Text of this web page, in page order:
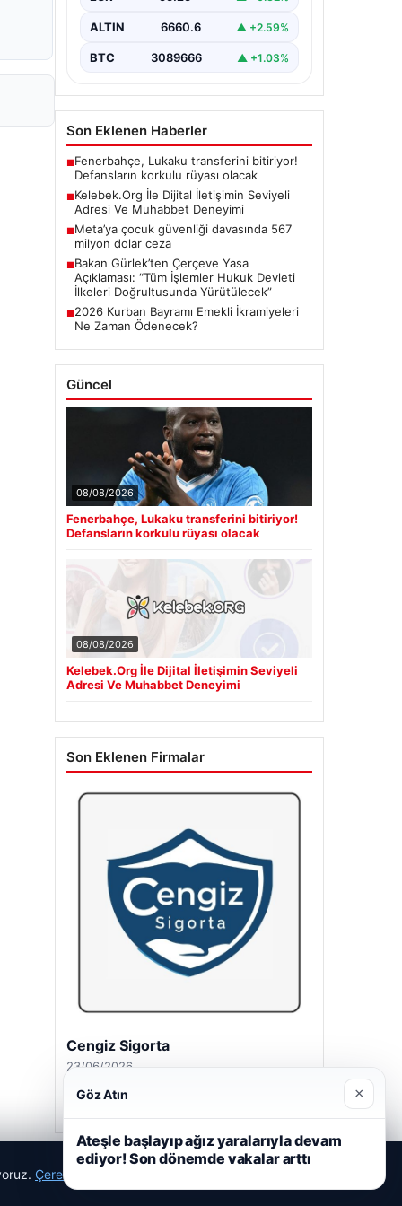
ALTIN 6660.6 ▲ +2.59%
BTC 3089666 ▲ +1.03%
Son Eklenen Haberler
■Fenerbahçe, Lukaku transferini bitiriyor!
Defansların korkulu rüyası olacak
■Kelebek.Org İle Dijital İletişimin Seviyeli
Adresi Ve Muhabbet Deneyimi
■Meta’ya çocuk güvenliği davasında 567
milyon dolar ceza
■Bakan Gürlek’ten Çerçeve Yasa
Açıklaması: “Tüm İşlemler Hukuk Devleti
İlkeleri Doğrultusunda Yürütülecek”
■2026 Kurban Bayramı Emekli İkramiyeleri
Ne Zaman Ödenecek?
Güncel
08/08/2026
Fenerbahçe, Lukaku transferini bitiriyor!
Defansların korkulu rüyası olacak
08/08/2026
Kelebek.Org İle Dijital İletişimin Seviyeli
Adresi Ve Muhabbet Deneyimi
Son Eklenen Firmalar
Cengiz Sigorta
23/06/2026
Çerez Politikamız
Göz Atın ×
Ateşle başlayıp ağız yaralarıyla devam
ediyor! Son dönemde vakalar arttı